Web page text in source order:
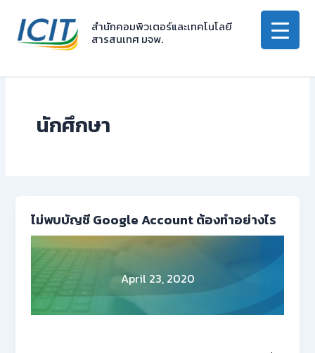
content
สำนักคอมพิวเตอร์และเทคโนโลยี
สารสนเทศ มจพ.
นักศึกษา
ไม่พบบัญชี Google Account ต้องทำอย่างไร
April 23, 2020